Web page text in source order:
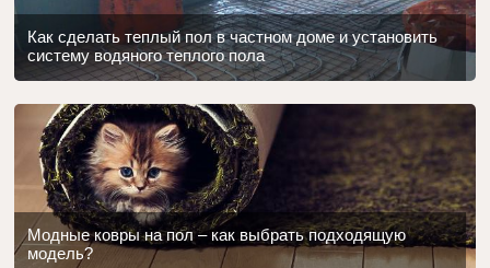
Как сделать теплый пол в частном доме и установить
систему водяного теплого пола
Модные ковры на пол – как выбрать подходящую
модель?